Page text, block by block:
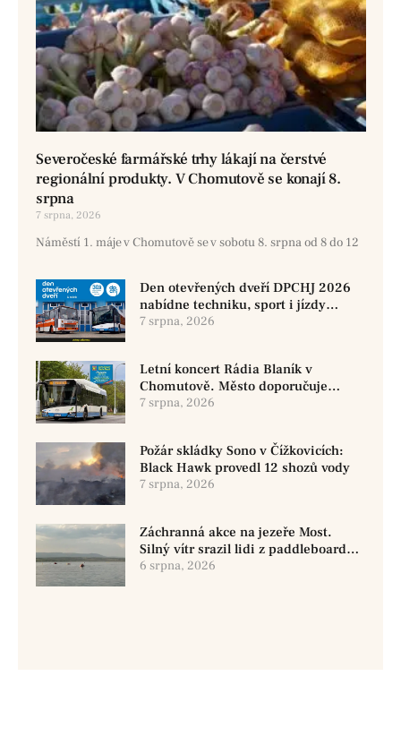
Severočeské farmářské trhy lákají na čerstvé
regionální produkty. V Chomutově se konají 8.
srpna
7 srpna, 2026
Náměstí 1. máje v Chomutově se v sobotu 8. srpna od 8 do 12
Den otevřených dveří DPCHJ 2026
nabídne techniku, sport i jízdy
historickými vozy
7 srpna, 2026
Letní koncert Rádia Blaník v
Chomutově. Město doporučuje
využít MHD
7 srpna, 2026
Požár skládky Sono v Čížkovicích:
Black Hawk provedl 12 shozů vody
7 srpna, 2026
Záchranná akce na jezeře Most.
Silný vítr srazil lidi z paddleboardů,
dvě osoby se pohřešují
6 srpna, 2026